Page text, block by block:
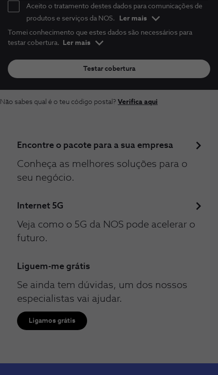
Testar cobertura
Aceito o tratamento destes dados para comunicações de
produtos e serviços da NOS.
Ler mais
Tomei conhecimento que estes dados são necessários para
testar cobertura.
Ler mais
Não sabes qual é o teu código postal? Verifica aqui
Encontre o pacote para a sua empresa
Conheça as melhores soluções para o
seu negócio.
Internet 5G
Veja como o 5G da NOS pode acelerar o
futuro.
Liguem-me grátis
Se ainda tem dúvidas, um dos nossos
especialistas vai ajudar.
Ligamos grátis